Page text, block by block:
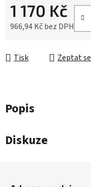
1 170 Kč
966,94 Kč bez DPH
Tisk Zeptat se
Popis
Diskuze